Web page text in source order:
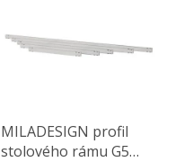
MILADESIGN profil
stolového rámu G5